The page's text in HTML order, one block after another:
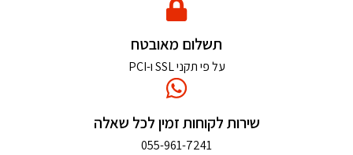
תשלום מאובטח
על פי תקני SSL ו-PCI
שירות לקוחות זמין לכל שאלה
055-961-7241